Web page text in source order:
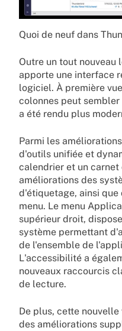
Quoi de neuf dans
Outre un tout nouveau
apporte une interface
logiciel. À première
colonnes peut
a été rendu plus
Parmi les
d'outils unifiée et
calendrier et un carnet
améliorations des
d'étiquetage, ainsi
menu. Le menu
supérieur droit,
système permettant
de l'ensemble de
L'accessibilité a
nouveaux raccourcis
de lecture.
De plus, cette
des améliorations